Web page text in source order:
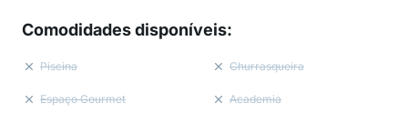
Comodidades disponíveis:
Piscina Churrasqueira
Espaço Gourmet Academia